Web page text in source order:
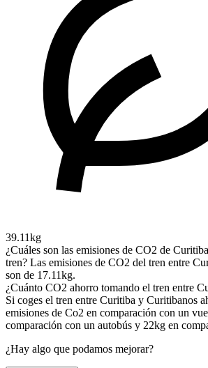
39.11kg
¿Cuáles son las emisiones de CO2 de
tren? Las emisiones de CO2 del tren entre
son de 17.11kg.
¿Cuánto CO2 ahorro tomando el tren entre
Si coges el tren entre Curitiba y Curitibanos
emisiones de Co2 en comparación con un
comparación con un autobús y 22kg en
¿Hay algo que podamos mejorar?